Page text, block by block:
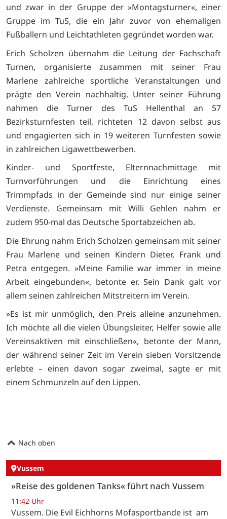
und zwar in der Gruppe der »Montagsturner«, einer
Gruppe im TuS, die ein Jahr zuvor von ehemaligen
Fußballern und Leichtathleten gegründet worden war.
Erich Scholzen übernahm die Leitung der Fachschaft
Turnen, organisierte zusammen mit seiner Frau
Marlene zahlreiche sportliche Veranstaltungen und
prägte den Verein nachhaltig. Unter seiner Führung
nahmen die Turner des TuS Hellenthal an 57
Bezirksturnfesten teil, richteten 12 davon selbst aus
und engagierten sich in 19 weiteren Turnfesten sowie
in zahlreichen Ligawettbewerben.
Kinder- und Sportfeste, Elternnachmittage mit
Turnvorführungen und die Einrichtung eines
Trimmpfads in der Gemeinde sind nur einige seiner
Verdienste. Gemeinsam mit Willi Gehlen nahm er
zudem 950-mal das Deutsche Sportabzeichen ab.
Die Ehrung nahm Erich Scholzen gemeinsam mit seiner
Frau Marlene und seinen Kindern Dieter, Frank und
Petra entgegen. »Meine Familie war immer in meine
Arbeit eingebunden«, betonte er. Sein Dank galt vor
allem seinen zahlreichen Mitstreitern im Verein.
»Es ist mir unmöglich, den Preis alleine anzunehmen.
Ich möchte all die vielen Übungsleiter, Helfer sowie alle
Vereinsaktiven mit einschließen«, betonte der Mann,
der während seiner Zeit im Verein sieben Vorsitzende
erlebte – einen davon sogar zweimal, sagte er mit
einem Schmunzeln auf den Lippen.
Nach oben
Vussem
»Reise des goldenen Tanks« führt nach Vussem
11:42 Uhr
Vussem. Die Evil Eichhorns Mofasportbande ist am